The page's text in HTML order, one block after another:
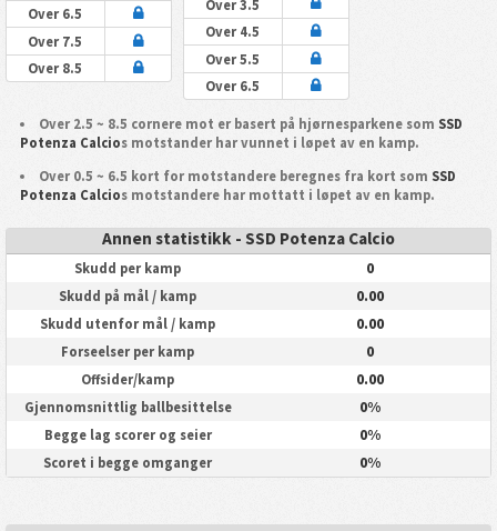
Over 6.5
Over 7.5
Over 8.5
Over 3.5
Over 4.5
Over 5.5
Over 6.5
Over 2.5 ~ 8.5 cornere mot er basert på hjørnesparkene som SSD
Potenza Calcios motstander har vunnet i løpet av en kamp.
Over 0.5 ~ 6.5 kort for motstandere beregnes fra kort som SSD
Potenza Calcios motstandere har mottatt i løpet av en kamp.
Annen statistikk - SSD Potenza Calcio
Skudd per kamp 0
Skudd på mål / kamp 0.00
Skudd utenfor mål / kamp 0.00
Forseelser per kamp 0
Offsider/kamp 0.00
Gjennomsnittlig ballbesittelse 0%
Begge lag scorer og seier 0%
Scoret i begge omganger 0%